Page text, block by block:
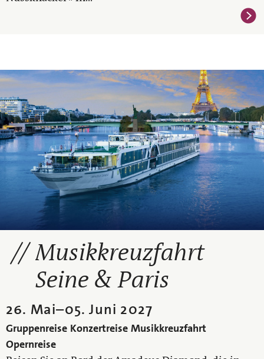
Musikkreuzfahrt
Seine & Paris
26. Mai–05. Juni 2027
Gruppenreise Konzertreise Musikkreuzfahrt
Opernreise